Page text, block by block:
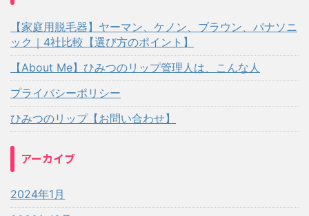
【家庭用脱毛器】ヤーマン、ケノン、ブラウン、パナソニ
ック｜4社比較【選び方のポイント】
【About Me】ひみつのリップ管理人は、こんな人
プライバシーポリシー
ひみつのリップ【お問い合わせ】
アーカイブ
2024年1月